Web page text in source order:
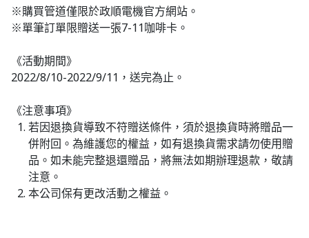
※購買管道僅限於政順電機官方網站。
※單筆訂單限贈送一張7-11咖啡卡。
《活動期間》
2022/8/10-2022/9/11，送完為止。
《注意事項》
若因退換貨導致不符贈送條件，須於退換貨時將贈品一
併附回。為維護您的權益，如有退換貨需求請勿使用贈
品。如未能完整退還贈品，將無法如期辦理退款，敬請
注意。
本公司保有更改活動之權益。